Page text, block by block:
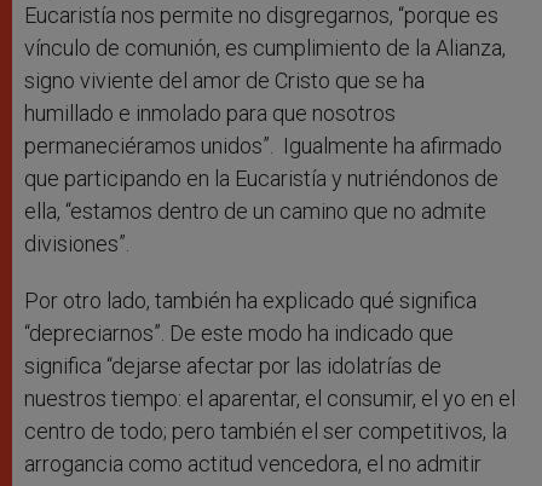
Eucaristía nos permite no disgregarnos, “porque es
vínculo de comunión, es cumplimiento de la Alianza,
signo viviente del amor de Cristo que se ha
humillado e inmolado para que nosotros
permaneciéramos unidos”. Igualmente ha afirmado
que participando en la Eucaristía y nutriéndonos de
ella, “estamos dentro de un camino que no admite
divisiones”.
Por otro lado, también ha explicado qué significa
“depreciarnos”. De este modo ha indicado que
significa “dejarse afectar por las idolatrías de
nuestros tiempo: el aparentar, el consumir, el yo en el
centro de todo; pero también el ser competitivos, la
arrogancia como actitud vencedora, el no admitir